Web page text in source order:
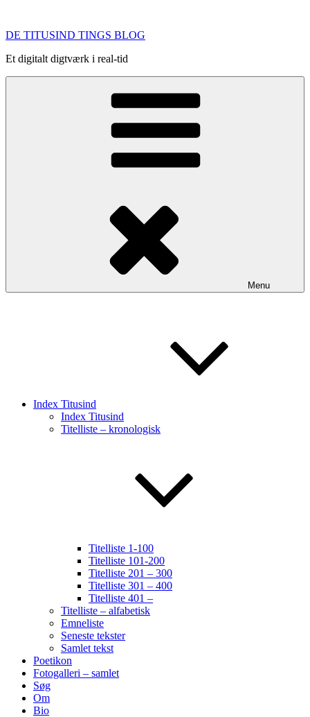
indhold
DE TITUSIND TINGS BLOG
Et digitalt digtværk i real-tid
Menu
Index Titusind
Index Titusind
Titelliste – kronologisk
Titelliste 1-100
Titelliste 101-200
Titelliste 201 – 300
Titelliste 301 – 400
Titelliste 401 –
Titelliste – alfabetisk
Emneliste
Seneste tekster
Samlet tekst
Poetikon
Fotogalleri – samlet
Søg
Om
Bio